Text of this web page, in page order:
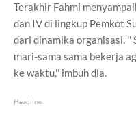
Terakhir Fahmi
dan IV di lingkup Pemkot
dari dinamika organisasi. ''
mari-sama sama bekerja
ke waktu,'' imbuh dia.
Headline